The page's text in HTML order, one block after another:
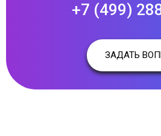
+7 (499)
ЗАДАТЬ